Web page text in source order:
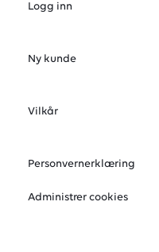
Logg inn
Ny kunde
Vilkår
Personvernerklæring
Administrer cookies